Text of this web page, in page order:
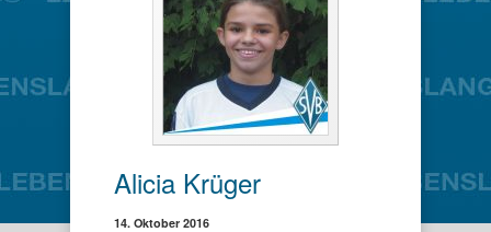
Alicia Krüger
14. Oktober 2016